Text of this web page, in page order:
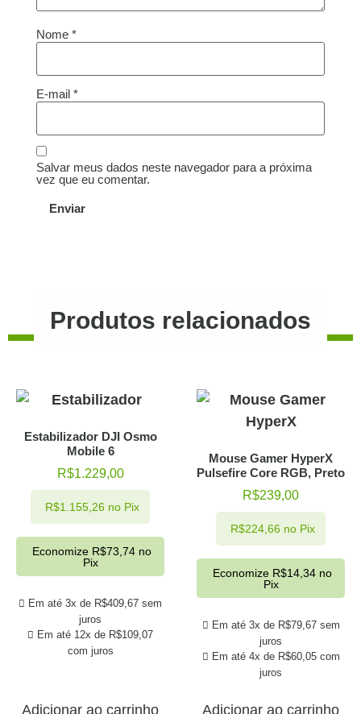
Nome *
E-mail *
Salvar meus dados neste navegador para a próxima
vez que eu comentar.
Produtos relacionados
Estabilizador DJI Osmo
Mobile 6
R$1.229,00
Em até 3x de R$409,67 sem
juros
Em até 12x de R$109,07
com juros
R$1.155,26 no Pix
Economize R$73,74 no
Pix
Adicionar ao carrinho
Mouse Gamer HyperX
Pulsefire Core RGB, Preto
R$239,00
Em até 3x de R$79,67sem
juros
Em até 4x de R$60,05com
juros
R$224,66 no Pix
Economize R$14,34 no
Pix
Adicionar ao carrinho